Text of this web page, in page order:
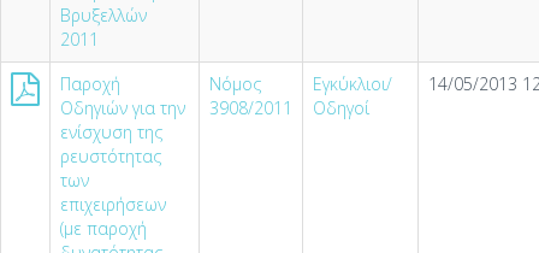
Βρυξελλών
2011
Παροχή
Οδηγιών για την
ενίσχυση της
ρευστότητας
των
επιχειρήσεων
(µε παροχή
Νόμος
3908/2011
Εγκύκλιοι/
Οδηγοί
14/05/2013